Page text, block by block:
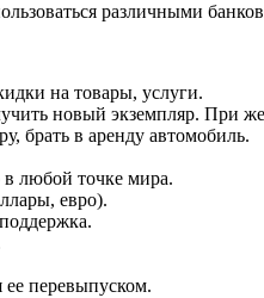
различными
на товары, услуги.
новый экземпляр. При
брать в аренду автомобиль.
в любой точке мира.
евро).
ее перевыпуском.